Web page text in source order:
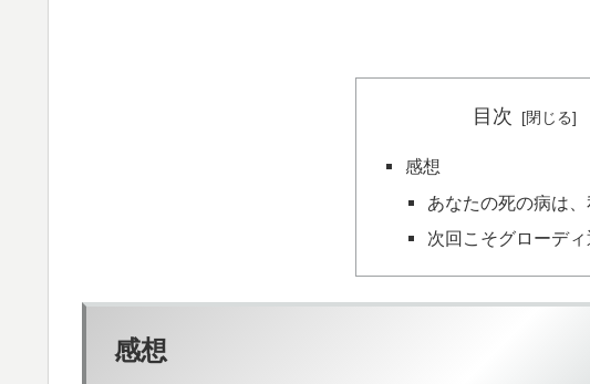
目次
感想
あなたの死の病は
次回こそグローディ
感想